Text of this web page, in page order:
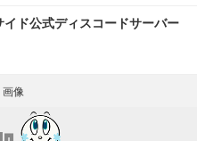
ド公式ディスコードサーバー
像